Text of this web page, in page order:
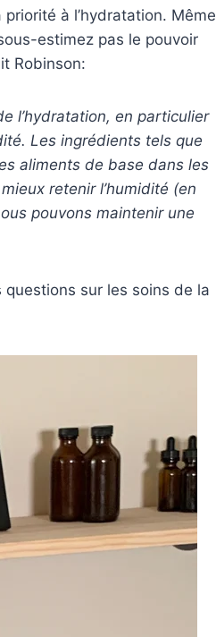
à l’hydratation. Même
estimez pas le pouvoir
Robinson:
l’hydratation, en particulier
Les ingrédients tels que
aliments de base dans les
retenir l’humidité (en
pouvons maintenir une
sur les soins de la